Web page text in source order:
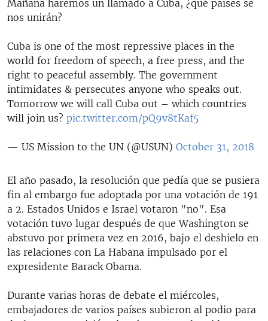
Mañana haremos un llamado a Cuba, ¿qué países se
nos unirán?
Cuba is one of the most repressive places in the
world for freedom of speech, a free press, and the
right to peaceful assembly. The government
intimidates & persecutes anyone who speaks out.
Tomorrow we will call Cuba out – which countries
will join us? pic.twitter.com/pQ9v8tKaf5
— US Mission to the UN (@USUN) October 31, 2018
El año pasado, la resolución que pedía que se pusiera
fin al embargo fue adoptada por una votación de 191
a 2. Estados Unidos e Israel votaron "no". Esa
votación tuvo lugar después de que Washington se
abstuvo por primera vez en 2016, bajo el deshielo en
las relaciones con La Habana impulsado por el
expresidente Barack Obama.
Durante varias horas de debate el miércoles,
embajadores de varios países subieron al podio para